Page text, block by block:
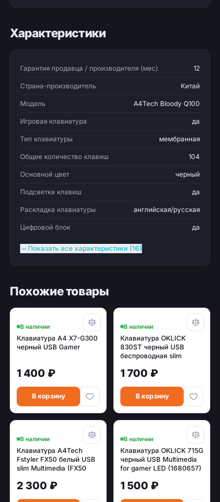
Характеристики
Гарантия продавца / производителя (мес) 12
Страна-производитель Китай
Модель A4Tech Bloody Q100
Игровая клавиатура да
Тип клавиатуры мембранная
Общее количество клавиш 104
Основной цвет черный
Подсветка клавиш да
Раскладка клавиатуры английская/русская
Цифровой блок да
Показать все характеристики (16)
Похожие товары
В наличии
Клавиатура A4 X7-G300
черный USB Gamer
1 400 ₽
В корзину
В наличии
Клавиатура OKLICK
830ST черный USB
беспроводная slim
1 700 ₽
В корзину
В наличии
Клавиатура A4Tech
Fstyler FX50 белый USB
slim Multimedia (FX50
2 300 ₽
В наличии
Клавиатура OKLICK 715G
черный USB Multimedia
for gamer LED (1680657)
1 500 ₽